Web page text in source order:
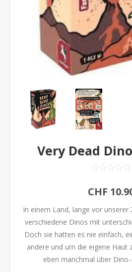
Very Dead
CHF
In einem Land, lange vor unserer
verschiedene Dinos mit
Doch sie hatten es nie einfach,
andere und um die eigene Haut
eben manchmal über